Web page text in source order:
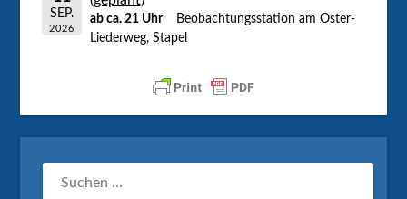
SEP.
2026
ab ca. 21 Uhr
Beobachtungsstation am Oster-
Liederweg, Stapel
SUCHEN
NACH: